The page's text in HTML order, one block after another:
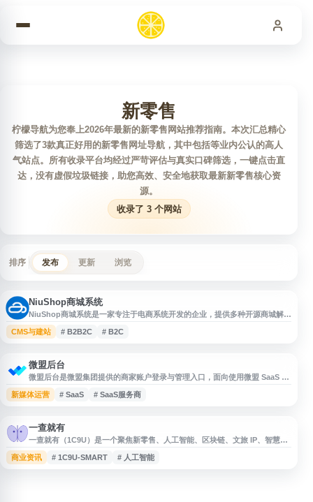
新零售
柠檬导航为您奉上2026年最新的新零售网站推荐指南。本次汇总精心
筛选了3款真正好用的新零售网址导航，其中包括等业内公认的高人
气站点。所有收录平台均经过严苛评估与真实口碑筛选，一键点击直
达，没有虚假垃圾链接，助您高效、安全地获取最新新零售核心资
源。
收录了 3 个网站
排序 发布 更新 浏览
NiuShop商城系统
NiuShop商城系统是一家专注于电商系统开发的企业，提供多种开源商城解决
方案。平台涵盖新零售系统、多商户B2B2C商城、单用户B2C商城、微商
城、电商小程序及O2O商城系统等产品线，支持免费开源和定制开发服务。系
下一体化运
CMS与建站 # B2B2C # B2C
微盟后台
微盟后台是微盟集团提供的商家账户登录与管理入口，面向使用微盟 SaaS 产
品及数字化经营服务的企业和商家。平台支持小程序商城、微商城系统、网上
开店、视频号开店及新零售等业务场景，帮助商家进行店铺运营、营销管理和
新媒体运营 # SaaS # SaaS服务商
一查就有
一查就有（1C9U）是一个聚焦新零售、人工智能、区块链、文旅 IP、智慧餐
饮、社交电商等领域的信息与方案服务网站，提供行业报告、市场调研、商业
计划书及相关案例资料查询参考。网站面向企业、创业者和行业研究人员，帮
商业资讯 # 1C9U-SMART # 人工智能